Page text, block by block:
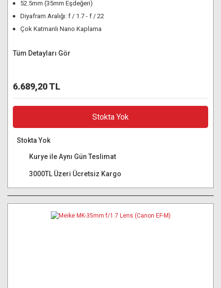
52.5mm (35mm Eşdeğeri)
Diyafram Aralığı: f / 1.7 - f / 22
Çok Katmanlı Nano Kaplama
Tüm Detayları Gör
6.689,20 TL
Stokta Yok
Stokta Yok
Kurye ile Aynı Gün Teslimat
3000TL Üzeri Ücretsiz Kargo